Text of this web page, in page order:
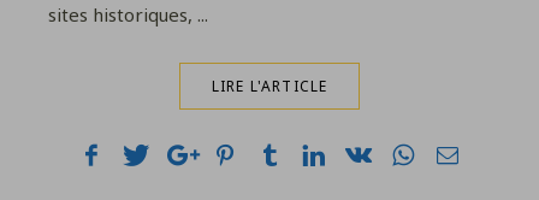
sites historiques, ...
LIRE L'ARTICLE